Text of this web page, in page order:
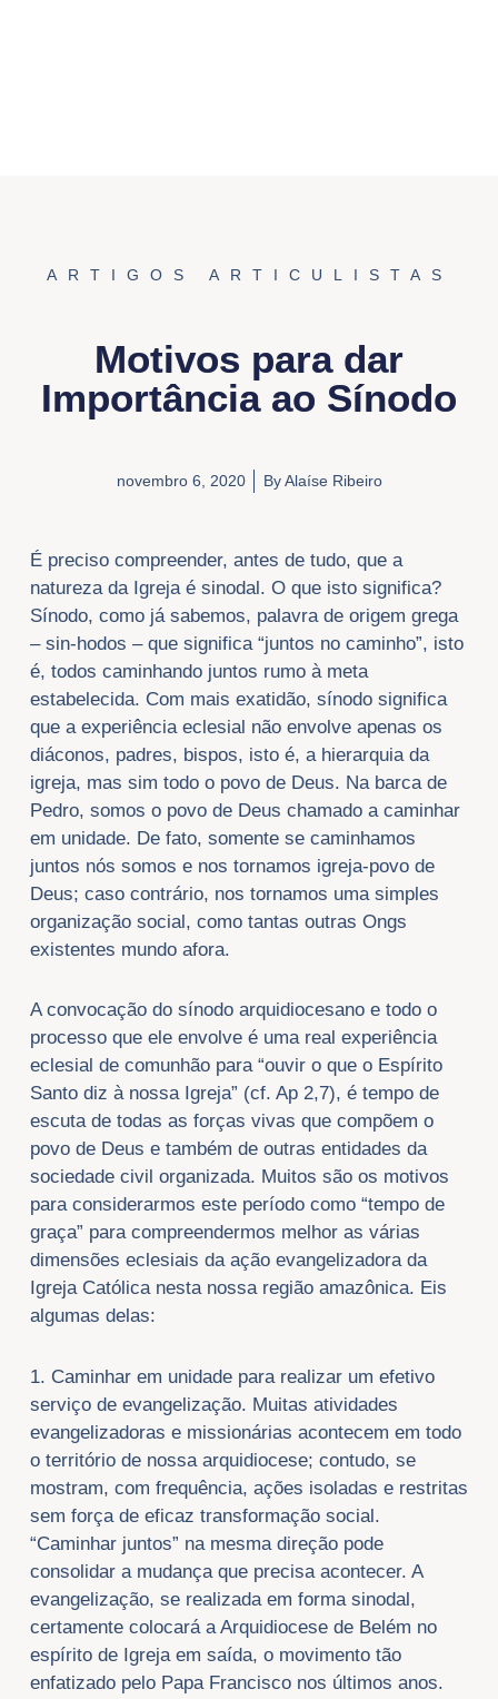
ARTIGOS ARTICULISTAS
Motivos para dar
Importância ao Sínodo
novembro 6, 2020 ByAlaíse Ribeiro
É preciso compreender, antes de tudo, que a
natureza da Igreja é sinodal. O que isto significa?
Sínodo, como já sabemos, palavra de origem grega
– sin-hodos – que significa “juntos no caminho”, isto
é, todos caminhando juntos rumo à meta
estabelecida. Com mais exatidão, sínodo significa
que a experiência eclesial não envolve apenas os
diáconos, padres, bispos, isto é, a hierarquia da
igreja, mas sim todo o povo de Deus. Na barca de
Pedro, somos o povo de Deus chamado a caminhar
em unidade. De fato, somente se caminhamos
juntos nós somos e nos tornamos igreja-povo de
Deus; caso contrário, nos tornamos uma simples
organização social, como tantas outras Ongs
existentes mundo afora.
A convocação do sínodo arquidiocesano e todo o
processo que ele envolve é uma real experiência
eclesial de comunhão para “ouvir o que o Espírito
Santo diz à nossa Igreja” (cf. Ap 2,7), é tempo de
escuta de todas as forças vivas que compõem o
povo de Deus e também de outras entidades da
sociedade civil organizada. Muitos são os motivos
para considerarmos este período como “tempo de
graça” para compreendermos melhor as várias
dimensões eclesiais da ação evangelizadora da
Igreja Católica nesta nossa região amazônica. Eis
algumas delas:
1. Caminhar em unidade para realizar um efetivo
serviço de evangelização. Muitas atividades
evangelizadoras e missionárias acontecem em todo
o território de nossa arquidiocese; contudo, se
mostram, com frequência, ações isoladas e restritas
sem força de eficaz transformação social.
“Caminhar juntos” na mesma direção pode
consolidar a mudança que precisa acontecer. A
evangelização, se realizada em forma sinodal,
certamente colocará a Arquidiocese de Belém no
espírito de Igreja em saída, o movimento tão
enfatizado pelo Papa Francisco nos últimos anos.